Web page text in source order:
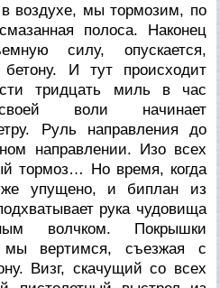
воздухе, мы тормозим, по
полоса. Наконец
силу, опускается,
бетону. И тут происходит
тридцать миль в час
воли начинает
Руль направления до
направлении. Изо всех
тормоз… Но время, когда
упущено, и биплан из
рука чудовища
волчком. Покрышки
мы вертимся, съезжая с
Визг, скачущий со всех